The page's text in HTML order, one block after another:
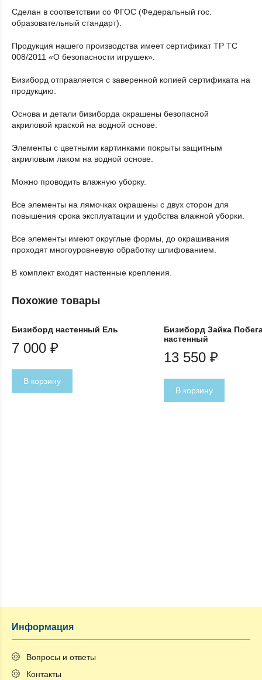
Сделан в соответствии со ФГОС (Федеральный гос.
образовательный стандарт).
Продукция нашего производства имеет сертификат ТР ТС
008/2011 «О безопасности игрушек».
Бизиборд отправляется с заверенной копией сертификата на
продукцию.
Основа и детали бизиборда окрашены безопасной
акриловой краской на водной основе.
Элементы с цветными картинками покрыты защитным
акриловым лаком на водной основе.
Можно проводить влажную уборку.
Все элементы на лямочках окрашены с двух сторон для
повышения срока эксплуатации и удобства влажной уборки.
Все элементы имеют округлые формы, до окрашивания
проходят многоуровневую обработку шлифованием.
В комплект входят настенные крепления.
Похожие товары
Бизиборд настенный Ель
7 000 ₽
В корзину
Бизиборд Зайка
настенный
13 550 ₽
В корзину
Информация
Вопросы и ответы
Контакты